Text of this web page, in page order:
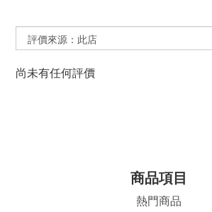
尚未有任何評價
商品項目
熱門商品